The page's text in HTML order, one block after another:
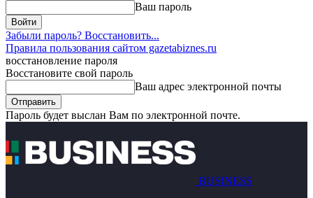
Ваш пароль
Забыли пароль? Восстановить...
Правила пользования сайтом gazetabiznes.ru
восстановление пароля
Восстановите свой пароль
Ваш адрес электронной почты
Пароль будет выслан Вам по электронной почте.
BUSINESS